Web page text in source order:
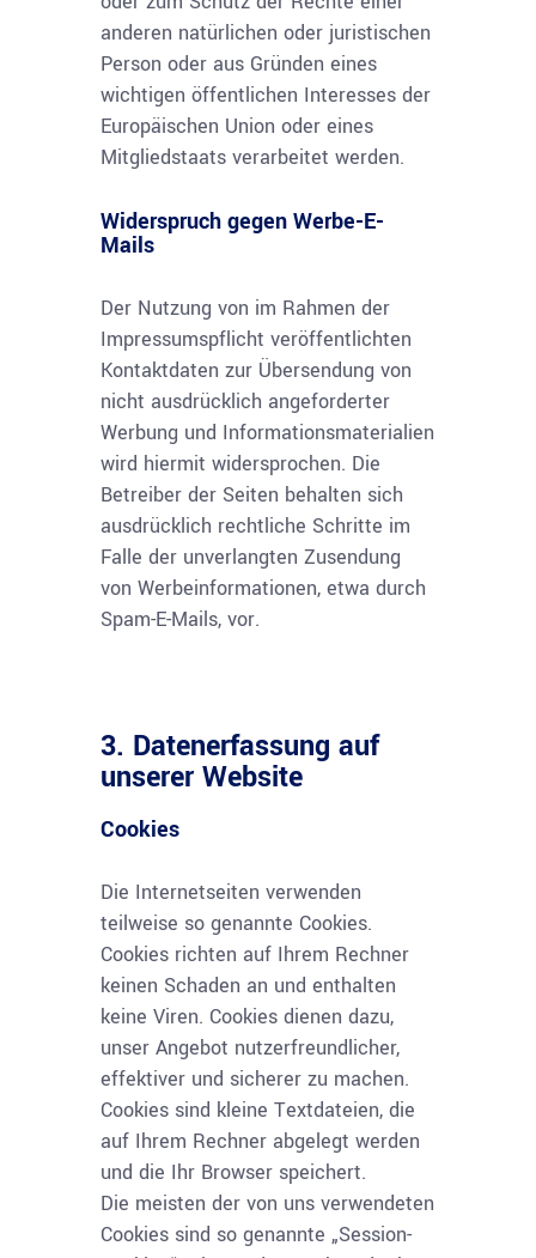
anderen natürlichen oder juristischen
Person oder aus Gründen eines
wichtigen öffentlichen Interesses der
Europäischen Union oder eines
Mitgliedstaats verarbeitet werden.
Widerspruch gegen Werbe-E-
Mails
Der Nutzung von im Rahmen der
Impressumspflicht veröffentlichten
Kontaktdaten zur Übersendung von
nicht ausdrücklich angeforderter
Werbung und Informationsmaterialien
wird hiermit widersprochen. Die
Betreiber der Seiten behalten sich
ausdrücklich rechtliche Schritte im
Falle der unverlangten Zusendung
von Werbeinformationen, etwa durch
Spam-E-Mails, vor.
3. Datenerfassung auf
unserer Website
Cookies
Die Internetseiten verwenden
teilweise so genannte Cookies.
Cookies richten auf Ihrem Rechner
keinen Schaden an und enthalten
keine Viren. Cookies dienen dazu,
unser Angebot nutzerfreundlicher,
effektiver und sicherer zu machen.
Cookies sind kleine Textdateien, die
auf Ihrem Rechner abgelegt werden
und die Ihr Browser speichert.
Die meisten der von uns verwendeten
Cookies sind so genannte „Session-